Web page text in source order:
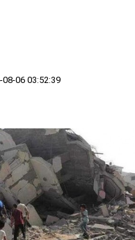
06 03:52:39